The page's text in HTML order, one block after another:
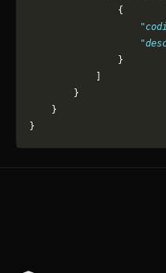
                {
                }
        }
    }
}